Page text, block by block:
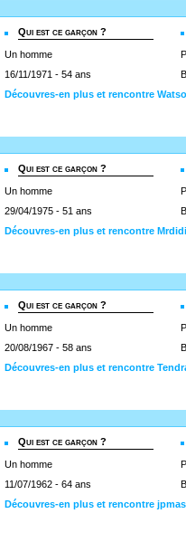
Qui est ce garçon ?
Un homme
16/11/1971 - 54 ans
Découvres-en plus et rencontre
Qui est ce garçon ?
Un homme
29/04/1975 - 51 ans
Découvres-en plus et rencontre
Qui est ce garçon ?
Un homme
20/08/1967 - 58 ans
Découvres-en plus et rencontre
Qui est ce garçon ?
Un homme
11/07/1962 - 64 ans
Découvres-en plus et rencontre